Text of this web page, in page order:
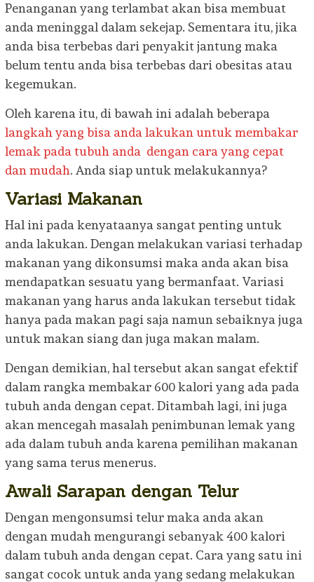
Penanganan yang terlambat akan bisa membuat
anda meninggal dalam sekejap. Sementara itu, jika
anda bisa terbebas dari penyakit jantung maka
belum tentu anda bisa terbebas dari obesitas atau
kegemukan.
Oleh karena itu, di bawah ini adalah beberapa
langkah yang bisa anda lakukan untuk membakar
lemak pada tubuh anda dengan cara yang cepat
dan mudah. Anda siap untuk melakukannya?
Variasi Makanan
Hal ini pada kenyataanya sangat penting untuk
anda lakukan. Dengan melakukan variasi terhadap
makanan yang dikonsumsi maka anda akan bisa
mendapatkan sesuatu yang bermanfaat. Variasi
makanan yang harus anda lakukan tersebut tidak
hanya pada makan pagi saja namun sebaiknya juga
untuk makan siang dan juga makan malam.
Dengan demikian, hal tersebut akan sangat efektif
dalam rangka membakar 600 kalori yang ada pada
tubuh anda dengan cepat. Ditambah lagi, ini juga
akan mencegah masalah penimbunan lemak yang
ada dalam tubuh anda karena pemilihan makanan
yang sama terus menerus.
Awali Sarapan dengan Telur
Dengan mengonsumsi telur maka anda akan
dengan mudah mengurangi sebanyak 400 kalori
dalam tubuh anda dengan cepat. Cara yang satu ini
sangat cocok untuk anda yang sedang melakukan